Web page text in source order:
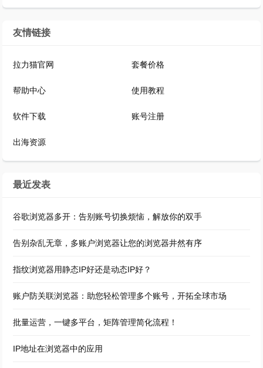
友情链接
拉力猫官网 套餐价格
帮助中心 使用教程
软件下载 账号注册
出海资源
最近发表
谷歌浏览器多开：告别账号切换烦恼，解放你的双手
告别杂乱无章，多账户浏览器让您的浏览器井然有序
指纹浏览器用静态IP好还是动态IP好？
账户防关联浏览器：助您轻松管理多个账号，开拓全球市场
批量运营，一键多平台，矩阵管理简化流程！
IP地址在浏览器中的应用